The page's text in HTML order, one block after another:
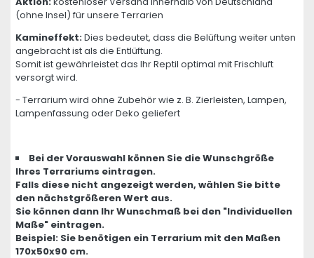
(ohne Insel) für unsere Terrarien
Kamineffekt:Dies bedeutet, dass die Belüftung weiter unten
angebracht ist als die Entlüftung.
Somit ist gewährleistet das Ihr Reptil optimal mit Frischluft
versorgt wird.
- Terrarium wird ohne Zubehör wie z. B. Zierleisten, Lampen,
Lampenfassung oder Deko geliefert
Bei der Vorauswahl können Sie die Wunschgröße
Ihres Terrariums eintragen.
Falls diese nicht angezeigt werden, wählen Sie bitte
den nächstgrößeren Wert aus.
Sie können dann Ihr Wunschmaß bei den "Individuellen
Maße" eintragen.
Beispiel: Sie benötigen ein Terrarium mit den Maßen
170x50x90 cm.